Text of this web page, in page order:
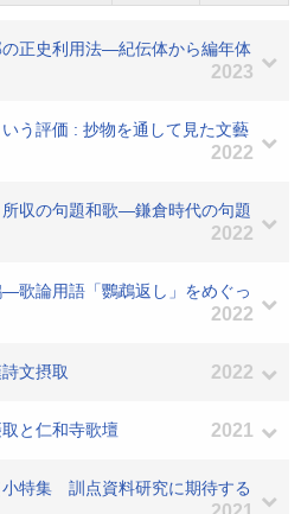
正史利用法―紀伝体から編年体
2023
う評価 : 抄物を通して見た文藝
2022
収の句題和歌―鎌倉時代の句題
2022
歌論用語「鸚鵡返し」をめぐっ
2022
文摂取 2022
と仁和寺歌壇 2021
特集 訓点資料研究に期待する